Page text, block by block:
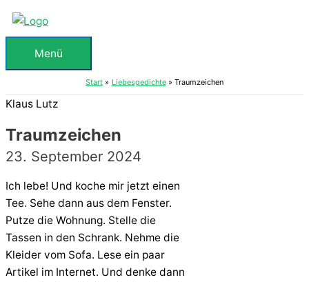
Zum
Inhalt
springenMenü
Menü
Start Liebesgedichte Traumzeichen
Klaus Lutz
Traumzeichen
23. September 2024
Ich lebe! Und koche mir jetzt einen
Tee. Sehe dann aus dem Fenster.
Putze die Wohnung. Stelle die
Tassen in den Schrank. Nehme die
Kleider vom Sofa. Lese ein paar
Artikel im Internet. Und denke dann